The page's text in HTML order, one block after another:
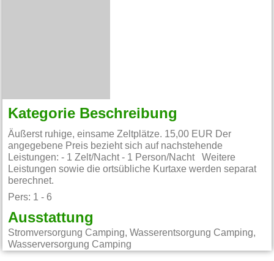
Kategorie Beschreibung
Äußerst ruhige, einsame Zeltplätze. 15,00 EUR Der
angegebene Preis bezieht sich auf nachstehende
Leistungen: - 1 Zelt/Nacht - 1 Person/Nacht Weitere
Leistungen sowie die ortsübliche Kurtaxe werden separat
berechnet.
Pers: 1 - 6
Ausstattung
Stromversorgung Camping, Wasserentsorgung Camping,
Wasserversorgung Camping